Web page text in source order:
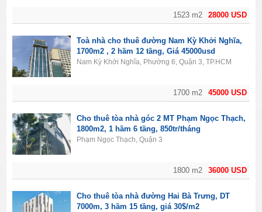
28000 USD
1523 m2
45000 USD
1700 m2
Toà nhà cho thuê đường Nam Kỳ Khởi Nghĩa,
1700m2 , 2 hầm 12 tầng, Giá 45000usd
Nam Kỳ Khởi Nghĩa, Phường 6, Quận 3, TP.HCM
36000 USD
1800 m2
Cho thuê tòa nhà góc 2 MT Phạm Ngọc Thạch,
1800m2, 1 hầm 6 tầng, 850tr/tháng
Phạm Ngọc Thạch, Quận 3
Cho thuê tòa nhà đường Hai Bà Trưng, DT
7000m, 3 hầm 15 tầng, giá 30$/m2